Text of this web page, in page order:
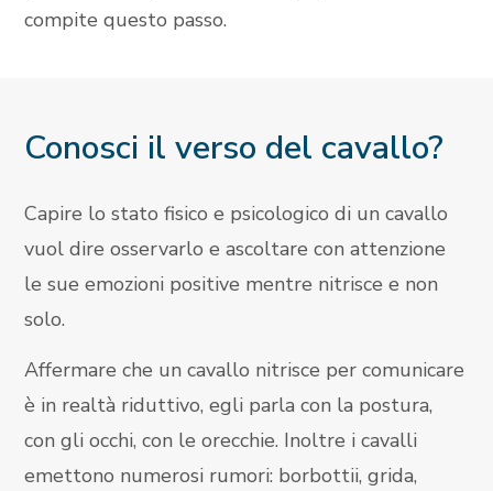
compite questo passo.
Conosci il verso del cavallo?
Capire lo stato fisico e psicologico di un cavallo
vuol dire osservarlo e ascoltare con attenzione
le sue emozioni positive mentre nitrisce e non
solo.
Affermare che un cavallo nitrisce per comunicare
è in realtà riduttivo, egli parla con la postura,
con gli occhi, con le orecchie. Inoltre i cavalli
emettono numerosi rumori: borbottii, grida,